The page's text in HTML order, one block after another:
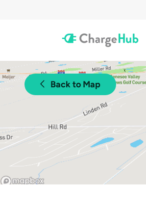
Back to Map